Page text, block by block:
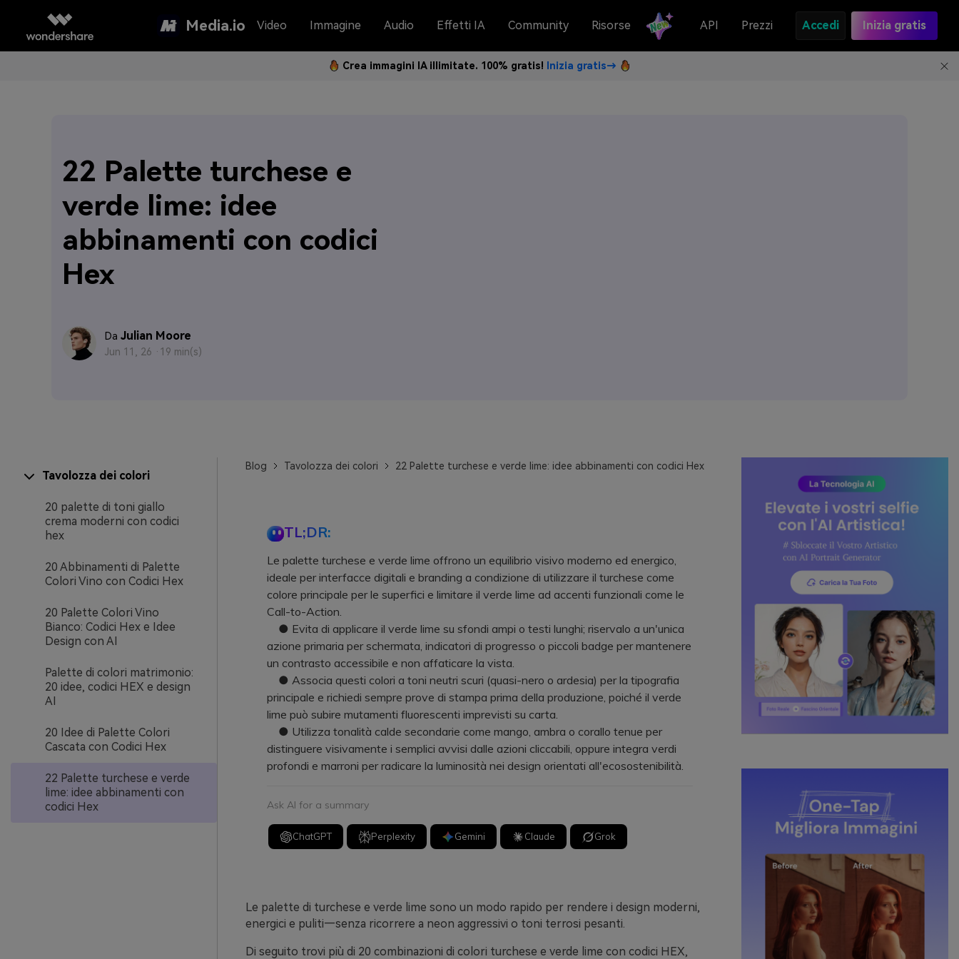
Media.io Video Immagine Audio Effetti IA Community Risorse API Prezzi Accedi Inizia gratis
Crea immagini IA illimitate. 100% gratis! Inizia gratis→
22 Palette turchese e
verde lime: idee
abbinamenti con codici
Hex
Da Julian Moore
Jun 11, 26 · 19 min(s)
Tavolozza dei colori
20 palette di toni giallo
crema moderni con codici
hex
20 Abbinamenti di Palette
Colori Vino con Codici Hex
20 Palette Colori Vino
Bianco: Codici Hex e Idee
Design con AI
Palette di colori matrimonio:
20 idee, codici HEX e design
AI
20 Idee di Palette Colori
Cascata con Codici Hex
22 Palette turchese e verde
lime: idee abbinamenti con
codici Hex
Blog Tavolozza dei colori 22 Palette turchese e verde lime: idee abbinamenti con codici Hex
TL;DR:
Le palette turchese e verde lime offrono un equilibrio visivo moderno ed energico,
ideale per interfacce digitali e branding a condizione di utilizzare il turchese come
colore principale per le superfici e limitare il verde lime ad accenti funzionali come le
Call-to-Action.
● Evita di applicare il verde lime su sfondi ampi o testi lunghi; riservalo a un'unica
azione primaria per schermata, indicatori di progresso o piccoli badge per mantenere
un contrasto accessibile e non affaticare la vista.
● Associa questi colori a toni neutri scuri (quasi-nero o ardesia) per la tipografia
principale e richiedi sempre prove di stampa prima della produzione, poiché il verde
lime può subire mutamenti fluorescenti imprevisti su carta.
● Utilizza tonalità calde secondarie come mango, ambra o corallo tenue per
distinguere visivamente i semplici avvisi dalle azioni cliccabili, oppure integra verdi
profondi e marroni per radicare la luminosità nei design orientati all'ecosostenibilità.
Ask AI for a summary
ChatGPT Perplexity Gemini Claude Grok
Le palette di turchese e verde lime sono un modo rapido per rendere i design moderni,
energici e puliti—senza ricorrere a neon aggressivi o toni terrosi pesanti.
Di seguito trovi più di 20 combinazioni di colori turchese e verde lime con codici HEX,